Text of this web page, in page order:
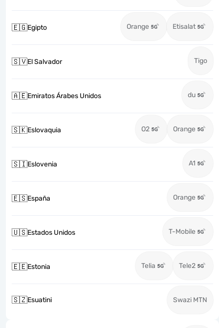
🇪🇬Egipto Orange Etisalat
🇸🇻El Salvador Tigo
🇦🇪Emiratos Árabes Unidos du
🇸🇰Eslovaquia O2 Orange
🇸🇮Eslovenia A1
🇪🇸España Orange
🇺🇸Estados Unidos T-Mobile
🇪🇪Estonia Telia Tele2
🇸🇿Esuatini Swazi MTN